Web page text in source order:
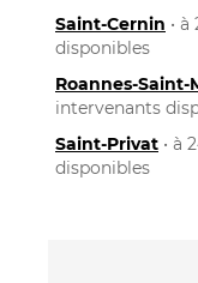
Saint-Cernin •
disponibles
Roannes-Saint-
intervenants
Saint-Privat • à
disponibles